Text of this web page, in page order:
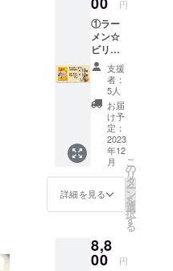
◎リ
ターン
品の発
送につ
いて ・
10月20
（金）
までに
ご支援
いただ
いた方
への発
送は、
旬予定
です。
21日
（土）
から12
ラメル
色素、
クチナ
シ色
素、増
粘多糖
類、
（一部
に小
麦・
卵・大
豆・鶏
肉・豚
む） 内
容量：
90g、
スー
ポーク
エキ
ス、鶏
ガラ
スー
プ、チ
キンエ
キス、
食塩、
砂糖混
合異性
化液
糖、昆
布だ
し、醸
ノ酸
等）、
名： 豚
バラ肉
（国
産）、
醤油、
みりん
風調味
料、に
んに
く、ね
ぎ／調
味料
（アミ
ノ酸
等）、
豆・豚
肉を含
円
①ラー
メン☆
ビリー
（G系醤
油味）
10袋 ②
国産厚
切り
チャー
シュー
10個 ③
お礼の
手紙 ①
につい
て パッ
ケージ
ズ：
W140×
支援
者：
5人
お届
け予
定：
2023
年12
月
詳細を見る
こ
の
リ
タ
ー
ン
を
選
択
す
る
8,8
00 円